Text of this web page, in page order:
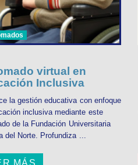
virtual en
Inclusiva
la gestión educativa con enfoque
inclusiva mediante este
de la Fundación Universitaria
del Norte. Profundiza ...
MÁS